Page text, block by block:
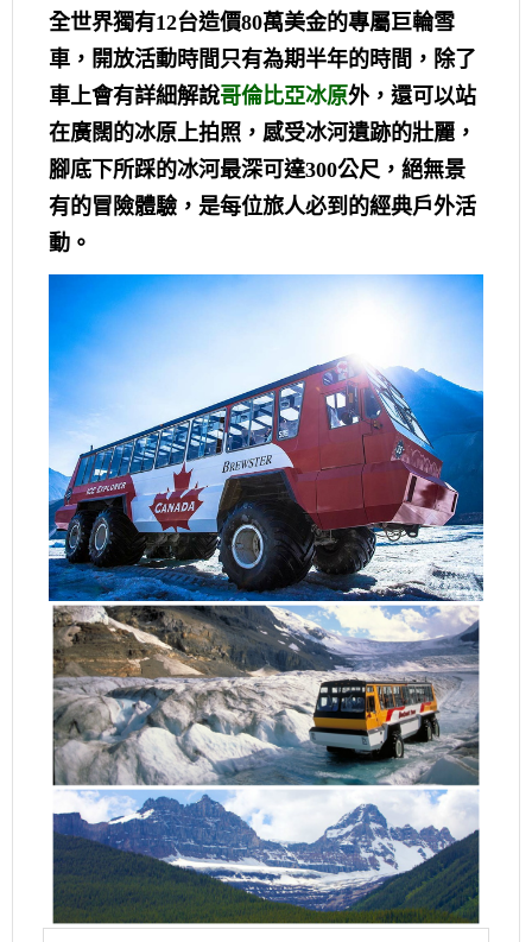
全世界獨有12台造價80萬美金的專屬巨輪雪
車，開放活動時間只有為期半年的時間，除了
車上會有詳細解說哥倫比亞冰原外，還可以站
在廣闊的冰原上拍照，感受冰河遺跡的壯麗，
腳底下所踩的冰河最深可達300公尺，絕無景
有的冒險體驗，是每位旅人必到的經典戶外活
動。